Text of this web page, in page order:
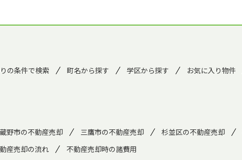
の条件で検索 町名から探す 学区から探す お気に入り物件
野市の不動産売却 三鷹市の不動産売却 杉並区の不動産売却
産売却の流れ 不動産売却時の諸費用